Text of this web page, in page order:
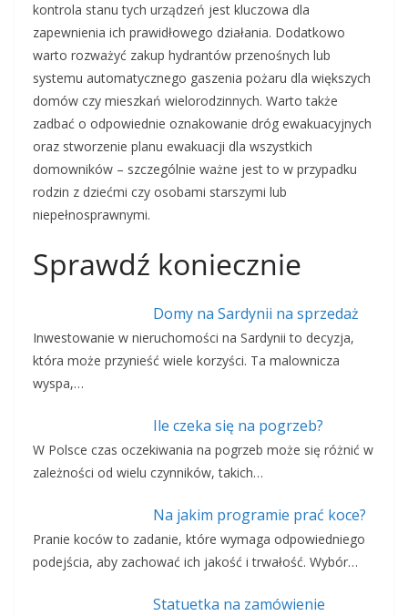
kontrola stanu tych urządzeń jest kluczowa dla
zapewnienia ich prawidłowego działania. Dodatkowo
warto rozważyć zakup hydrantów przenośnych lub
systemu automatycznego gaszenia pożaru dla większych
domów czy mieszkań wielorodzinnych. Warto także
zadbać o odpowiednie oznakowanie dróg ewakuacyjnych
oraz stworzenie planu ewakuacji dla wszystkich
domowników – szczególnie ważne jest to w przypadku
rodzin z dziećmi czy osobami starszymi lub
niepełnosprawnymi.
Sprawdź koniecznie
Domy na Sardynii na sprzedaż
Inwestowanie w nieruchomości na Sardynii to decyzja,
która może przynieść wiele korzyści. Ta malownicza
wyspa,…
Ile czeka się na pogrzeb?
W Polsce czas oczekiwania na pogrzeb może się różnić w
zależności od wielu czynników, takich…
Na jakim programie prać koce?
Pranie koców to zadanie, które wymaga odpowiedniego
podejścia, aby zachować ich jakość i trwałość. Wybór…
Statuetka na zamówienie